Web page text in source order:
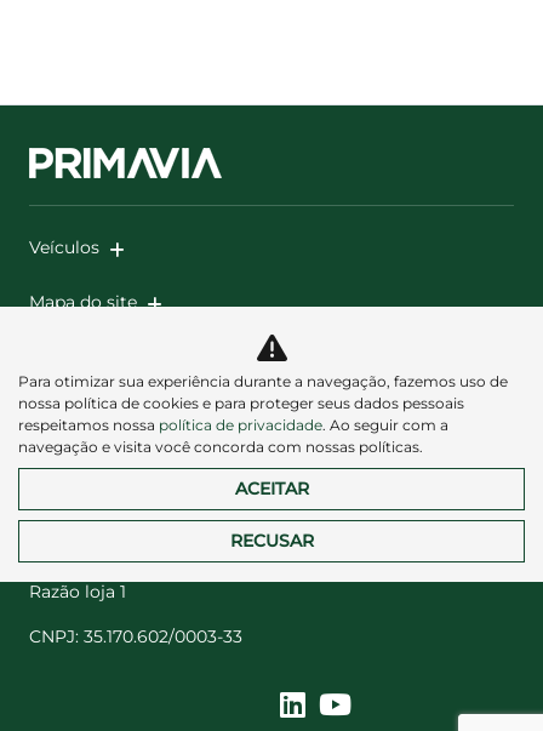
Veículos
Mapa do site
Desacelere. Seu bem maior é a vida.
Razão loja 1
CNPJ: 35.170.602/0003-33
Para otimizar sua experiência durante a navegação, fazemos uso de
nossa política de cookies e para proteger seus dados pessoais
respeitamos nossa política de privacidade. Ao seguir com a
navegação e visita você concorda com nossas políticas.
ACEITAR
RECUSAR